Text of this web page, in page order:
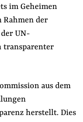
im Geheimen
der
UN-
transparenter
aus dem
herstellt. Dies